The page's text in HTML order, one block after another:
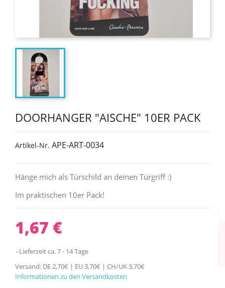
DOORHANGER "AISCHE" 10ER PACK
Artikel-Nr. APE-ART-0034
Hänge mich als Türschild an deinen Türgriff :)
Im praktischen 10er Pack!
1,67 €
Lieferzeit ca. 7 - 14 Tage
Versand: DE 2,70€ | EU 3,70€ | CH/UK 3,70€
Informationen zu den Versandkosten